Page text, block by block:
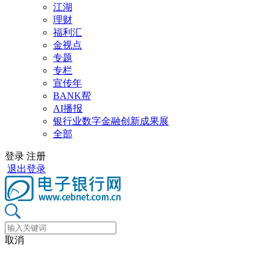
江湖
理财
福利汇
金视点
专题
专栏
宣传年
BANK帮
AI播报
银行业数字金融创新成果展
全部
登录 注册
退出登录
取消